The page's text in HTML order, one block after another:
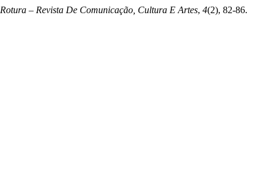
Rotura – Revista De Comunicação, Cultura E Artes, 4(2), 82-86.